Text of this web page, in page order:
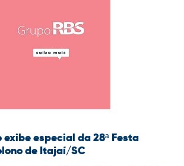
especial da 28ª Festa
de Itajaí/SC